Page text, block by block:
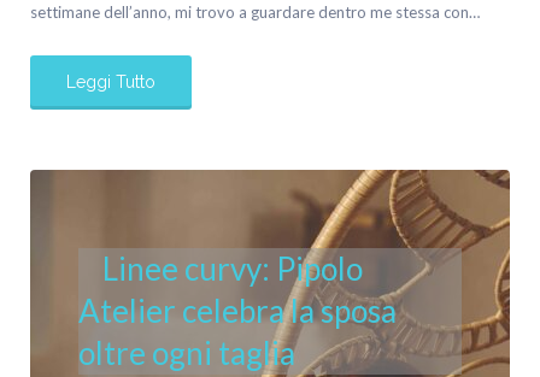
settimane dell’anno, mi trovo a guardare dentro me stessa con…
Leggi Tutto
Linee curvy: Pipolo
Atelier celebra la sposa
oltre ogni taglia